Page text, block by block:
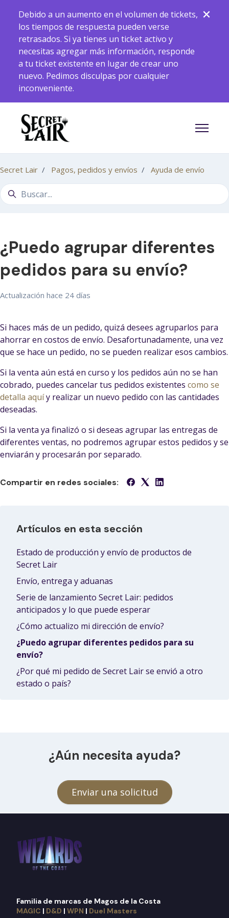
Debido a un aumento en el volumen de tickets,
los tiempos de respuesta pueden verse
retrasados. Si ya tienes un ticket activo y
necesitas agregar más información, responde
a tu ticket existente en lugar de crear uno
nuevo. Pedimos disculpas por cualquier
inconveniente.
Abrir/
Secret Lair Pagos, pedidos y envíos Ayuda de envío
Búsqueda
¿Puedo agrupar diferentes
pedidos para su envío?
Actualización hace 24 días
Si haces más de un pedido, quizá desees agruparlos para
ahorrar en costos de envío. Desafortunadamente, una vez
que se hace un pedido, no se pueden realizar esos cambios.
Si la venta aún está en curso y los pedidos aún no se han
cobrado, puedes cancelar tus pedidos existentes como se
detalla aquíy realizar un nuevo pedido con las cantidades
deseadas.
Si la venta ya finalizó o si deseas agrupar las entregas de
diferentes ventas, no podremos agrupar estos pedidos y se
enviarán y procesarán por separado.
Compartir en redes sociales:
Artículos en esta sección
Estado de producción y envío de productos de
Secret Lair
Envío, entrega y aduanas
Serie de lanzamiento Secret Lair: pedidos
anticipados y lo que puede esperar
¿Cómo actualizo mi dirección de envío?
¿Puedo agrupar diferentes pedidos para su
envío?
¿Por qué mi pedido de Secret Lair se envió a otro
estado o país?
¿Aún necesita ayuda?
Enviar una solicitud
Familia de marcas de Magos de la Costa
MAGIC | D&D | WPN | Duel Masters